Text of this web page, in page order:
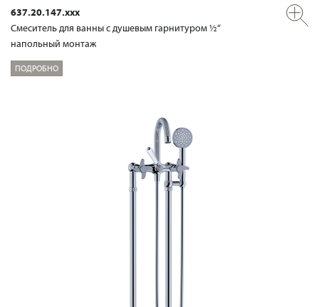
637.20.147.xxx
Смеситель для ванны с душевым гарнитуром ½“
напольный монтаж
ПОДРОБНО